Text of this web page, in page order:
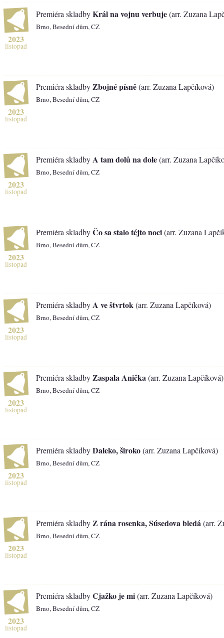
2023
listopad
Premiéra skladbyKrál na vojnu verbuje(arr. Zuzana
Brno, Besední dům, CZ
2023
listopad
Premiéra skladby Zbojné písně(arr. Zuzana Lapčíková)
Brno, Besední dům, CZ
2023
listopad
Premiéra skladby A tam dolů na dole(arr. Zuzana
Brno, Besední dům, CZ
2023
listopad
Premiéra skladbyČo sa stalo téjto noci(arr. Zuzana
Brno, Besední dům, CZ
2023
listopad
Premiéra skladby A ve štvrtok (arr. Zuzana Lapčíková)
Brno, Besední dům, CZ
2023
listopad
Premiéra skladby Zaspala Anička (arr. Zuzana Lapčíková)
Brno, Besední dům, CZ
2023
listopad
Premiéra skladbyDaleko, široko(arr. Zuzana Lapčíková)
Brno, Besední dům, CZ
2023
listopad
Premiéra skladby Z rána rosenka, Súsedova bledá (arr.
Brno, Besední dům, CZ
2023
listopad
Premiéra skladbyCjažko je mi(arr. Zuzana Lapčíková)
Brno, Besední dům, CZ